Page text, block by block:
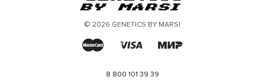
© 2026 GENETICS BY MARSI
8 800 101 39 39